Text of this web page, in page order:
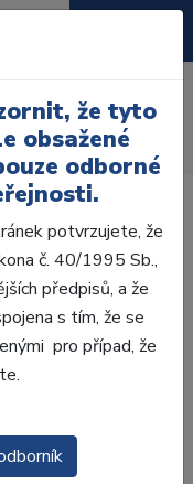
že tyto
obsažené
odborné
potvrzujete, že
č. 40/1995 Sb.,
předpisů, a že
s tím, že se
pro případ, že